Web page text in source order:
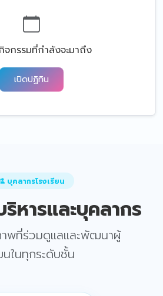
จกรรมที่กำลังจะมาถึง
เปิดปฏิทิน
บุคลากรโรงเรียน
หารและบุคลากร
พที่ร่วมดูแลและพัฒนาผู้
นในทุกระดับชั้น